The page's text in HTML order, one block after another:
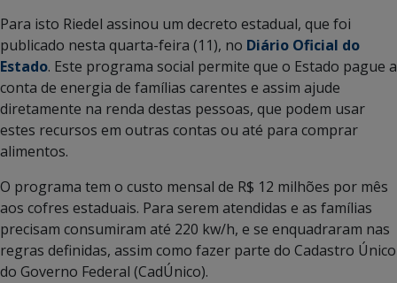
Para isto Riedel assinou um decreto estadual, que foi
publicado nesta quarta-feira (11), no Diário Oficial do
Estado. Este programa social permite que o Estado pague a
conta de energia de famílias carentes e assim ajude
diretamente na renda destas pessoas, que podem usar
estes recursos em outras contas ou até para comprar
alimentos.
O programa tem o custo mensal de R$ 12 milhões por mês
aos cofres estaduais. Para serem atendidas e as famílias
precisam consumiram até 220 kw/h, e se enquadraram nas
regras definidas, assim como fazer parte do Cadastro Único
do Governo Federal (CadÚnico).